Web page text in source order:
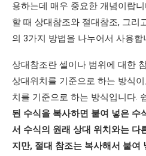
용하는데 매우 중요한 개념이랍
할 때 상대참조와 절대참조, 그리
의 3가지 방법을 나누어서 사용합
상대참조란 셀이나 범위에 대한
상대위치를 기준으로 하는 방식
치를 기준으로 하는 방식입니다.
된 수식을 복사하면 붙여 넣은 수
서 수식의 원래 상대 위치와는 다
지만, 절대 참조는 복사해서 붙여